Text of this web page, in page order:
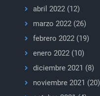
abril 2022(12)
marzo 2022(26)
febrero 2022(19)
enero 2022(10)
diciembre 2021 (8)
noviembre 2021 (20)